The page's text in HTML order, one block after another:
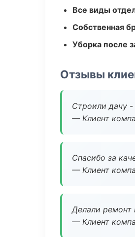
Все виды
Собственная
Уборка после
Отзывы
Строили дачу
— Клиент
Спасибо за
— Клиент
Делали ремонт
— Клиент